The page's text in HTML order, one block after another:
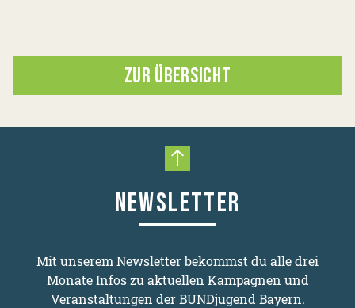
ZUR ÜBERSICHT
Nach oben scrollen
NEWSLETTER
Mit unserem Newsletter bekommst du alle drei
Monate Infos zu aktuellen Kampagnen und
Veranstaltungen der BUNDjugend Bayern.